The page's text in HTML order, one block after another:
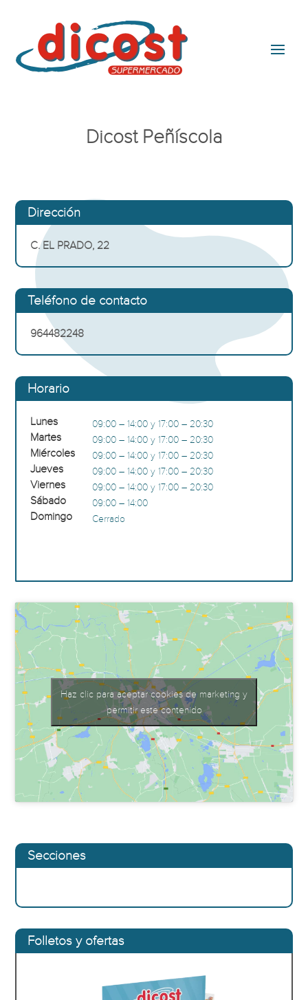
Dicost Peñíscola
Dirección
C. EL PRADO, 22
Teléfono de contacto
964482248
Horario
Lunes 09:00 – 14:00 y 17:00 – 20:30
Martes 09:00 – 14:00 y 17:00 – 20:30
Miércoles 09:00 – 14:00 y 17:00 – 20:30
Jueves 09:00 – 14:00 y 17:00 – 20:30
Viernes 09:00 – 14:00 y 17:00 – 20:30
Sábado 09:00 – 14:00
Domingo Cerrado
Haz clic para aceptar cookies de marketing y
permitir este contenido
Secciones
Folletos y ofertas